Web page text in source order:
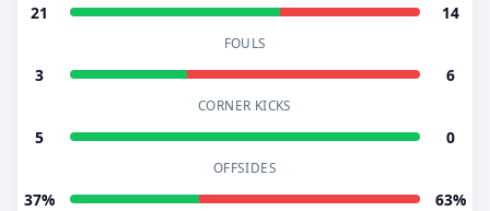
21 14
FOULS
3 6
CORNER KICKS
5 0
OFFSIDES
37% 63%